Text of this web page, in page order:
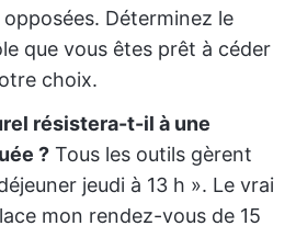
Déterminez le
que vous êtes prêt à céder
choix.
résistera-t-il à une
? Tous les outils gèrent
jeudi à 13 h ». Le vrai
mon rendez-vous de 15